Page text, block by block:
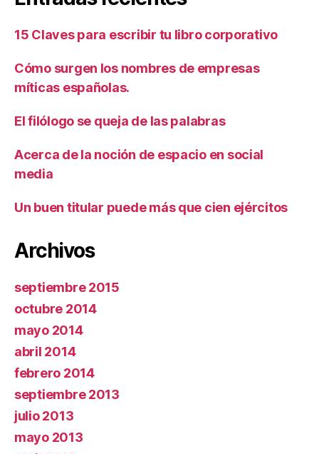
15 Claves para escribir tu libro corporativo
Cómo surgen los nombres de empresas
míticas españolas.
El filólogo se queja de las palabras
Acerca de la noción de espacio en social
media
Un buen titular puede más que cien ejércitos
Archivos
septiembre 2015
octubre 2014
mayo 2014
abril 2014
febrero 2014
septiembre 2013
julio 2013
mayo 2013